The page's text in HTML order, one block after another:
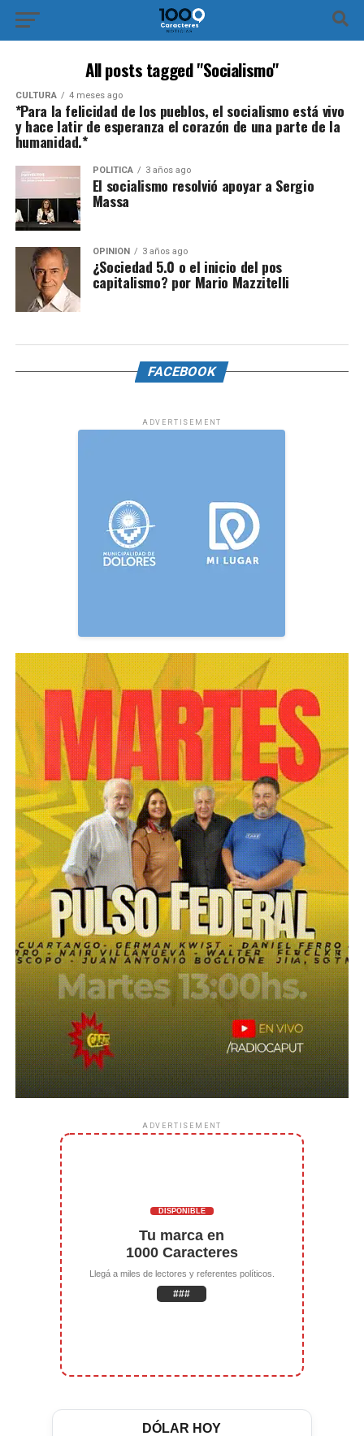
All posts tagged "Socialismo"
CULTURA 4 meses ago
*Para la felicidad de los pueblos, el socialismo está vivo
y hace latir de esperanza el corazón de una parte de la
humanidad.*
POLÍTICA 3 años ago
El socialismo resolvió apoyar a Sergio
Massa
OPINIÓN 3 años ago
¿Sociedad 5.0 o el inicio del pos
capitalismo? por Mario Mazzitelli
FACEBOOK
ADVERTISEMENT
ADVERTISEMENT
DISPONIBLE
Tu marca en
1000 Caracteres
Llegá a miles de lectores y referentes políticos.
###
DÓLAR HOY